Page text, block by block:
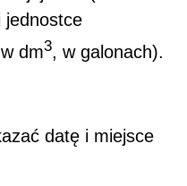
jednostce
dm3, w galonach).
datę i miejsce